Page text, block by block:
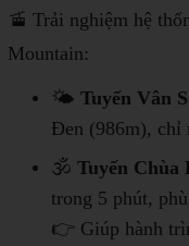
🚡 Trải nghiệm hệ
Mountain:
🌤️ Tuyến Vân
Đen (986m), chỉ
🕉️ Tuyến Chùa
trong 5 phút,
👉 Giúp hành